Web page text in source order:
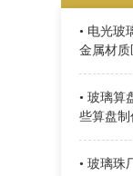
• 电光玻
金属材质
• 玻璃算
些算盘制
• 玻璃珠